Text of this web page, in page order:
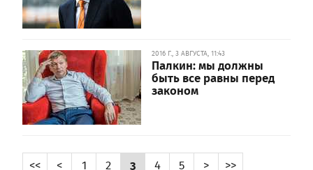
2016 Г., 3 АВГУСТА, 11:43
Палкин: мы должны
быть все равны перед
законом
<< < 1 2 3 4 5 > >>